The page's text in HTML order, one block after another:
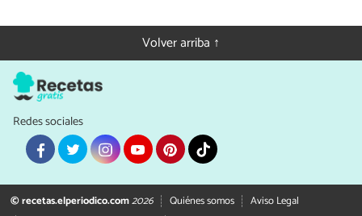
Volver arriba ↑
Redes sociales
© recetas.elperiodico.com2026 Quiénes somos
Aviso Legal